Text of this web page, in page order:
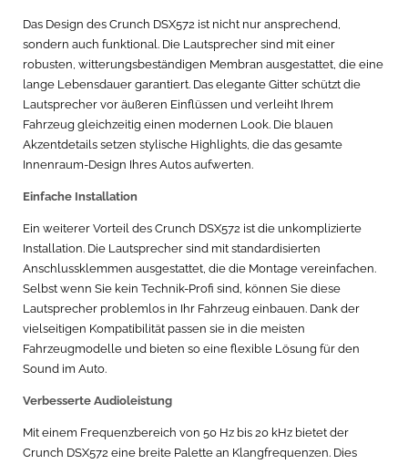
Das Design des Crunch DSX572 ist nicht nur ansprechend,
sondern auch funktional. Die Lautsprecher sind mit einer
robusten, witterungsbeständigen Membran ausgestattet, die eine
lange Lebensdauer garantiert. Das elegante Gitter schützt die
Lautsprecher vor äußeren Einflüssen und verleiht Ihrem
Fahrzeug gleichzeitig einen modernen Look. Die blauen
Akzentdetails setzen stylische Highlights, die das gesamte
Innenraum-Design Ihres Autos aufwerten.
Einfache Installation
Ein weiterer Vorteil des Crunch DSX572 ist die unkomplizierte
Installation. Die Lautsprecher sind mit standardisierten
Anschlussklemmen ausgestattet, die die Montage vereinfachen.
Selbst wenn Sie kein Technik-Profi sind, können Sie diese
Lautsprecher problemlos in Ihr Fahrzeug einbauen. Dank der
vielseitigen Kompatibilität passen sie in die meisten
Fahrzeugmodelle und bieten so eine flexible Lösung für den
Sound im Auto.
Verbesserte Audioleistung
Mit einem Frequenzbereich von 50 Hz bis 20 kHz bietet der
Crunch DSX572 eine breite Palette an Klangfrequenzen. Dies